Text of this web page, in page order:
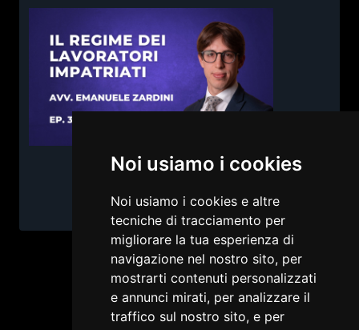
Noi usiamo i cookies
Noi usiamo i cookies e altre
tecniche di tracciamento per
migliorare la tua esperienza di
navigazione nel nostro sito, per
mostrarti contenuti personalizzati
e annunci mirati, per analizzare il
traffico sul nostro sito, e per
Privacy Cookie Termini e condizioni